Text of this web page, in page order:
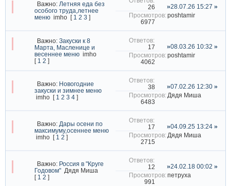
Важно: Летняя еда без
особого труда,летнее
меню imho [ 1 2 3 ]
26
6977
28.07.26 15:27
poshtamir
Важно: Закуски к 8
Марта, Масленице и
весеннее меню imho
[ 1 2 ]
17
4062
08.03.26 10:32
poshtamir
Важно: Новогодние
закуски и зимнее меню
imho
[ 1 2 3 4 ]
38
6483
07.02.26 12:30
Дядя Миша
Важно: Дары осени по
максимуму,осеннее меню
imho
[ 1 2 ]
17
2715
04.09.25 13:24
Дядя Миша
Важно: Россия в "Круге
Годовом" Дядя Миша
[ 1 2 ]
12
991
24.02.18 00:02
петруха